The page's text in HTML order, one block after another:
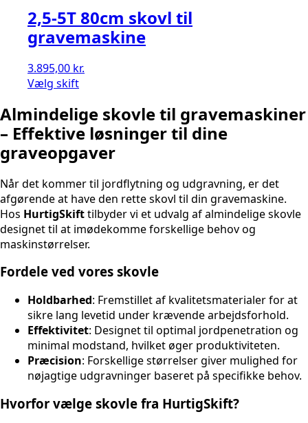
2,5-5T 80cm skovl til
gravemaskine
3.895,00 kr.
Vælg skift
Almindelige skovle til gravemaskiner
– Effektive løsninger til dine
graveopgaver
Når det kommer til jordflytning og udgravning, er det
afgørende at have den rette skovl til din gravemaskine.
Hos HurtigSkifttilbyder vi et udvalg af almindelige skovle
designet til at imødekomme forskellige behov og
maskinstørrelser.
Fordele ved vores skovle
Holdbarhed: Fremstillet af kvalitetsmaterialer for at
sikre lang levetid under krævende arbejdsforhold.
Effektivitet: Designet til optimal jordpenetration og
minimal modstand, hvilket øger produktiviteten.
Præcision: Forskellige størrelser giver mulighed for
nøjagtige udgravninger baseret på specifikke behov.
Hvorfor vælge skovle fra HurtigSkift?